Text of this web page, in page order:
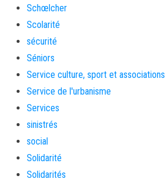
Schœlcher
Scolarité
sécurité
Séniors
Service culture, sport et associations
Service de l'urbanisme
Services
sinistrés
social
Solidarité
Solidarités